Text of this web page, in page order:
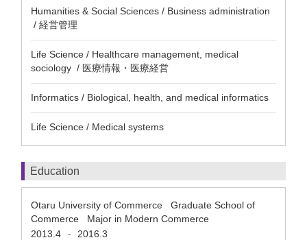
Humanities & Social Sciences / Business administration
/ 経営管理
Life Science / Healthcare management, medical
sociology / 医療情報・医療経営
Informatics / Biological, health, and medical informatics
Life Science / Medical systems
Education
Otaru University of Commerce Graduate School of
Commerce Major in Modern Commerce
2013.4
-
2016.3